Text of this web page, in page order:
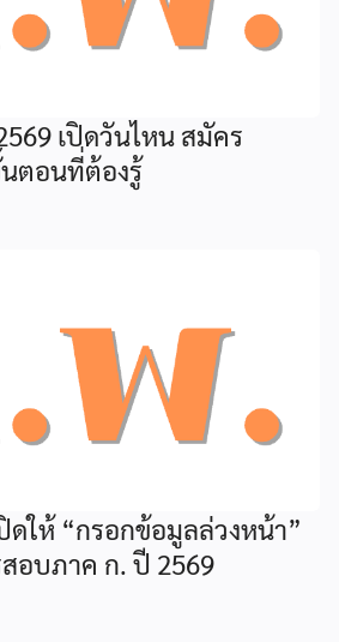
เปิดวันไหน สมัคร
ตอนที่ต้องรู้
ดให้ “กรอกข้อมูลล่วงหน้า”
อบภาค ก. ปี 2569